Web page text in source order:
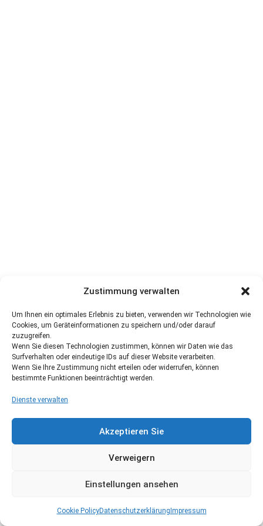
Zustimmung verwalten
Um Ihnen ein optimales Erlebnis zu bieten, verwenden wir Technologien wie
Cookies, um Geräteinformationen zu speichern und/oder darauf
zuzugreifen.
Wenn Sie diesen Technologien zustimmen, können wir Daten wie das
Surfverhalten oder eindeutige IDs auf dieser Website verarbeiten.
Wenn Sie Ihre Zustimmung nicht erteilen oder widerrufen, können
bestimmte Funktionen beeinträchtigt werden.
Dienste verwalten
Akzeptieren Sie
Verweigern
Einstellungen ansehen
Cookie PolicyDatenschutzerklärung Impressum